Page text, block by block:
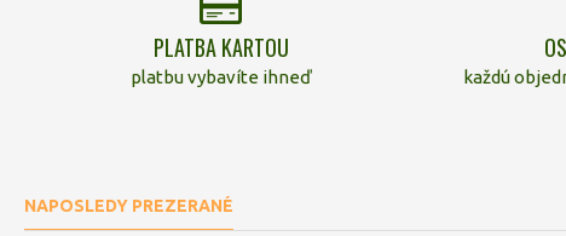
PLATBA KARTOU
platbu vybavíte ihneď každú
NAPOSLEDY PREZERANÉ